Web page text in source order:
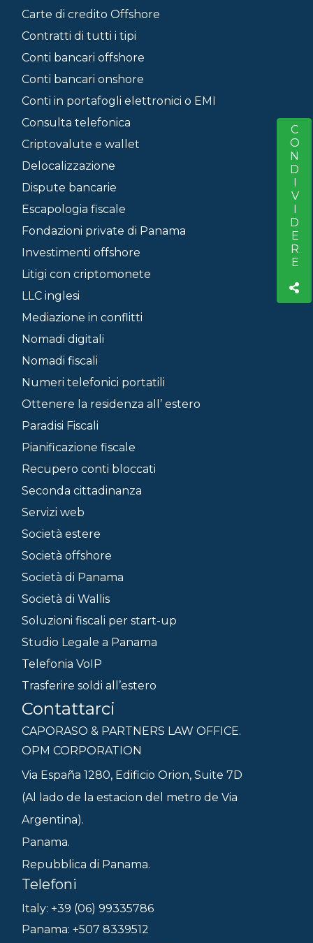
CONDIVIDERE
Carte di credito Offshore
Contratti di tutti i tipi
Conti bancari offshore
Conti bancari onshore
Conti in portafogli elettronici o EMI
Consulta telefonica
Criptovalute e wallet
Delocalizzazione
Dispute bancarie
Escapologia fiscale
Fondazioni private di Panama
Investimenti offshore
Litigi con criptomonete
LLC inglesi
Mediazione in conflitti
Nomadi digitali
Nomadi fiscali
Numeri telefonici portatili
Ottenere la residenza all’ estero
Paradisi Fiscali
Pianificazione fiscale
Recupero conti bloccati
Seconda cittadinanza
Servizi web
Società estere
Società offshore
Società di Panama
Società di Wallis
Soluzioni fiscali per start-up
Studio Legale a Panama
Telefonia VoIP
Trasferire soldi all’estero
Contattarci
CAPORASO & PARTNERS LAW OFFICE.
OPM CORPORATION
Via España 1280, Edificio Orion, Suite 7D
(Al lado de la estacion del metro de Via
Argentina).
Panama.
Repubblica di Panama.
Telefoni
Italy: +39 (06) 99335786
Panama: +507 8339512